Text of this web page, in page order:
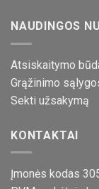
NAUDINGOS
Atsiskaitymo
Grąžinimo
Sekti užsakymą
KONTAKTAI
Įmonės kodas